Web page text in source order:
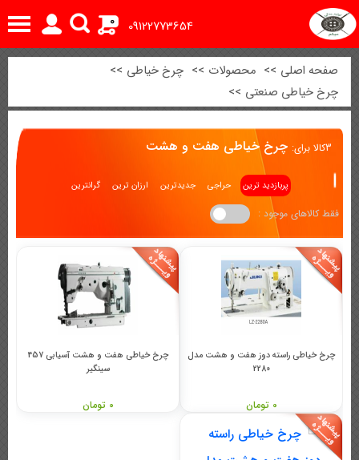
09122773654
0
صفحه اصلی >> محصولات >> چرخ خیاطی >>
چرخ خیاطی صنعتی >>
3کالا برای: چرخ خیاطی هفت و هشت
پربازدید ترین حراجی جدیدترین ارزان ترین گرانترین
فقط کالاهای موجود :
چرخ خیاطی راسته دوز هفت و هشت مدل
2280
0 تومان
چرخ خیاطی هفت و هشت آسیابی 457
سینگیر
0 تومان